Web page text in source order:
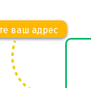
ваш адрес